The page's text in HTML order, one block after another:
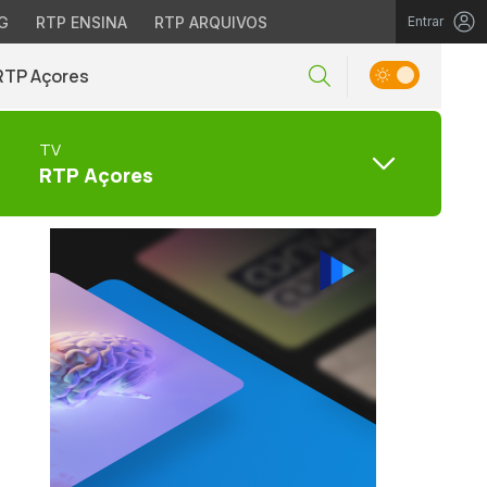
RTP ENSINA RTP ARQUIVOS Entrar
Açores
TV
RTP Açores